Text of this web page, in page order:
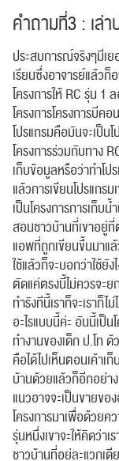
คำถามที่3 : เล่
ประสบการณ์จริงๆมีเ
เรียนซึ่งอาจารย์แล้วก็
โครงการให้ RC รุ่น 1
โครงการโครงการบีค
โปรแกรมคือมันจะเป็น
โครงการร่วมกับทาง
เก็บข้อมูลหรือว่าทำโป
แล้วการเขียนโปรแกร
เป็นโครงการการเก็บ
สอนชาวบ้านที่เขาอยู่ที่
แอพที่ถูกเขียนขึ้นมาแ
ใช้แล้วก็จะบอกว่าใช้ยัง
ตัดแค่ตรงนี้ไม่ควรจะย
ทำรังทีนี้เราก็จะเราก็
อะไรแบบนี้ค่ะ อันนี้เป็
ทำงานของเด็ก ป.โท
คือได้ไปเห็นตอนเค้าเ
บ้านด้วยแล้วก็อีกอย่า
แนวอาจจะเป็นขายขอ
โครงการมาเพื่อด้วยค
รุ่นหนึ่งเขาจะให้คิดว่าเ
ชาวบ้านที่อยู่ละแวกเดี